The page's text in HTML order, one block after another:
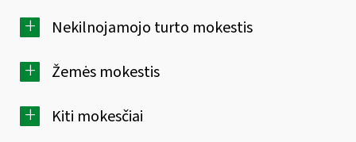
+ Nekilnojamojo turto mokestis
+ Žemės mokestis
+ Kiti mokesčiai